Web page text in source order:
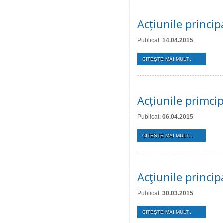
Acțiunile
Publicat: 14.04.2015
CITEŞTE MAI MULT...
Acțiunile
Publicat: 06.04.2015
CITEŞTE MAI MULT...
Acţiunile
Publicat: 30.03.2015
CITEŞTE MAI MULT...